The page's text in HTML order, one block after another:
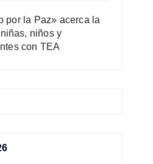
por la Paz» acerca la
niños y
con TEA